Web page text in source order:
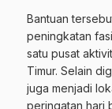
Bantuan
peningkatan
satu pusat
Timur. Selain
juga menjadi
peringatan hari